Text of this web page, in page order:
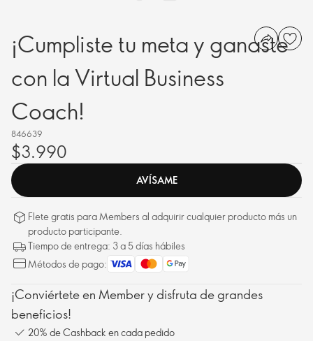
¡Cumpliste tu meta y ganaste
con la Virtual Business
Coach!​
846639
$3.990
AVÍSAME
Flete gratis para Members al adquirir cualquier producto más un
producto participante.
Tiempo de entrega: 3 a 5 días hábiles
Métodos de pago:
¡Conviértete en Member y disfruta de grandes
beneficios!
20% de Cashback en cada pedido